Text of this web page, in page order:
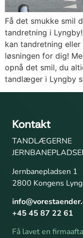
Få det smukke smil
tandretning i
kan tandretning
løsningen for dig!
opnå det smil, du
tandlæger i Lyngby
Kontakt
TANDLÆGERNE
Jernbanepladsen 1
2800 Kongens
+45 45 87 22 61
Få lavet en